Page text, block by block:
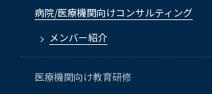
病院/医療機関向けコンサルティング
メンバー紹介
医療機関向け教育研修